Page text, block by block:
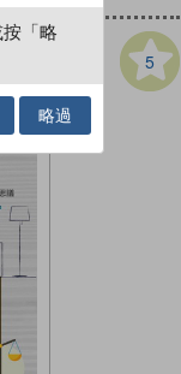
5
「略
略過